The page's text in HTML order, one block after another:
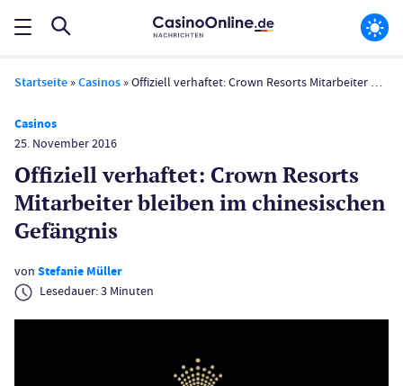
Startseite »Casinos »Offiziell verhaftet: Crown Resorts Mitarbeiter bleiben im chinesischen Gefängnis
Casinos
25. November 2016
Offiziell verhaftet: Crown Resorts
Mitarbeiter bleiben im chinesischen
Gefängnis
von Stefanie Müller
Lesedauer:3 Minuten